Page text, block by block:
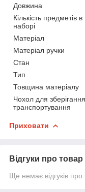
Довжина
Кількість предметів в
наборі
Матеріал
Матеріал ручки
Стан
Тип
Товщина матеріалу
Чохол для
транспортування
Приховати
Відгуки про товар
Ще немає відгуків